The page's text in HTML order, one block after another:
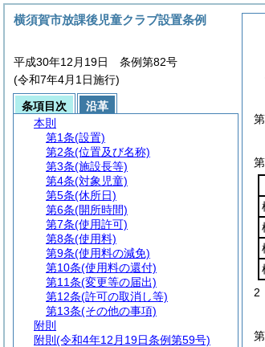
2
横須賀市放課後児童クラブ設置条例
平成30年12月19日 条例第82号
(令和7年4月1日施行)
条項目次
沿革
本則
第1条(設置)
第2条(位置及び名称)
第3条(施設長等)
第4条(対象児童)
第5条(休所日)
第6条(開所時間)
第7条(使用許可)
第8条(使用料)
第9条(使用料の減免)
第10条(使用料の還付)
第11条(変更等の届出)
第12条(許可の取消し等)
第13条(その他の事項)
附則
附則 (令和4年12月19日条例第59号)